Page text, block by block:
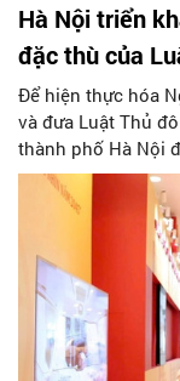
Hà Nội triển
đặc thù của
Để hiện thực hóa
và đưa Luật Thủ
thành phố Hà Nội
quyết chuyên đề
đề ra khung
nhằm cụ thể hóa
cho phát triển
chuyển đổi số